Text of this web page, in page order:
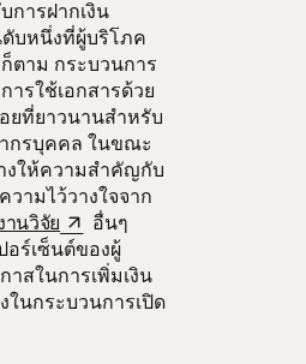
การฝากเงิน
บหนึ่งที่ผู้บริโภค
ตาม กระบวนการ
ารใช้เอกสารด้วย
ยที่ยาวนานสำหรับ
กรบุคคล ในขณะ
งให้ความสำคัญกับ
วามไว้วางใจจาก
านวิจัย opens in a new tab
อื่นๆ
อร์เซ็นต์ของผู้
สในการเพิ่มเงิน
ในกระบวนการเปิด